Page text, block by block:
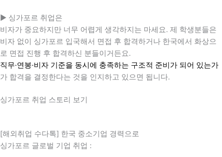
▶ 싱가포르 취업은
비자가 중요하지만 너무 어렵게 생각하지는 마세요. 제 학생분들은
비자 없이 싱가포르 입국해서 면접 후 합격하거나 한국에서 화상으
로 면접 진행 후 합격하신 분들이거든요.
직무·연봉·비자 기준을 동시에 충족하는 구조적 준비가 되어 있는가
가 합격을 결정한다는 것을 인지하고 있으면 됩니다.
싱가포르 취업 스토리 보기
[해외취업 수다톡] 한국 중소기업 경력으로
싱가포르 글로벌 기업 취업 :